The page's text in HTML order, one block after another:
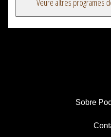
Veure altres programes
Sobre